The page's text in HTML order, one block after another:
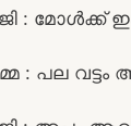
: മോൾക്ക്
: പല വട്ടം